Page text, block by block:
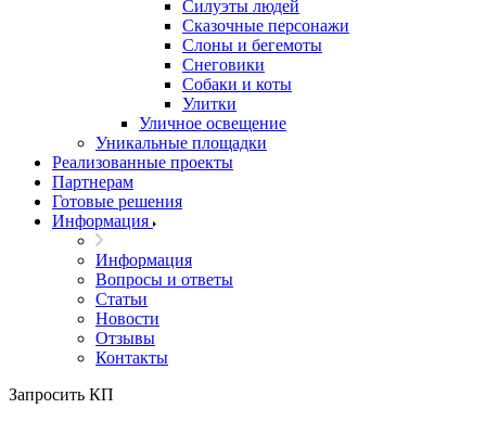
Силуэты людей
Сказочные персонажи
Слоны и бегемоты
Снеговики
Собаки и коты
Улитки
Уличное освещение
Уникальные площадки
Реализованные проекты
Партнерам
Готовые решения
Информация
Информация
Вопросы и ответы
Статьи
Новости
Отзывы
Контакты
Запросить КП